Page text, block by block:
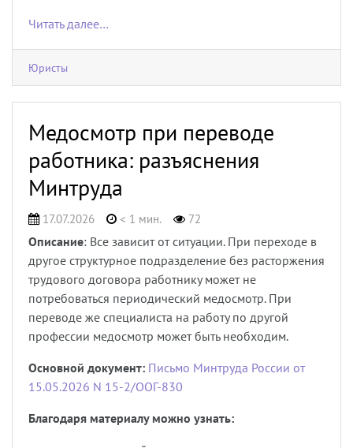
Читать далее…
Юристы
Медосмотр при переводе
работника: разъяснения
Минтруда
17.07.2026 < 1 мин. 72
Описание: Все зависит от ситуации. При переходе в
другое структурное подразделение без расторжения
трудового договора работнику может не
потребоваться периодический медосмотр. При
переводе же специалиста на работу по другой
профессии медосмотр может быть необходим.
Основной документ: Письмо Минтруда России от
15.05.2026 N 15-2/ООГ-830
Благодаря материалу можно узнать: